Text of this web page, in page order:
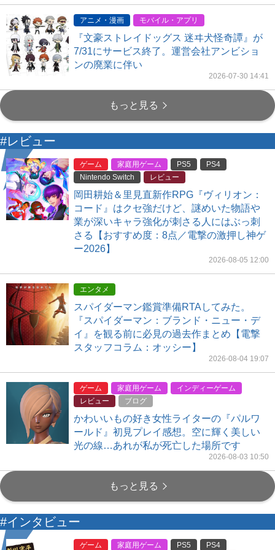
アニメ・漫画 モバイル・アプリ
『文豪ストレイドッグス 迷ヰ犬怪奇譚』が
7/31にサービス終了。運営会社アンビショ
ンの廃業に伴い
2026-07-30 14:41
もっと見る
#レビュー
ゲーム 家庭用ゲーム PS5
PS4
Nintendo Switch
レビュー
岡田耕始＆里見直新作RPG『ヴィリオン：
コード』はクセ強だけど、謎めいた物語や
業が深いキャラ強化が刺さる人にはぶっ刺
さる【おすすめ度：8点／電撃の激押し神ゲ
ー2026】
2026-08-05 12:00
エンタメ
スパイダーマン鑑賞準備RTAしてみた。
『スパイダーマン：ブランド・ニュー・デ
イ』を観る前に必見の過去作まとめ【電撃
スタッフコラム：オッシー】
2026-08-04 19:07
ゲーム 家庭用ゲーム
インディーゲーム
レビュー
ブログ
かわいいもの好き女性ライターの『パルワ
ールド』初見プレイ感想。空に輝く美しい
光の線…あれが私が死亡した場所です
2026-08-03 10:50
もっと見る
#インタビュー
ゲーム 家庭用ゲーム PS5
PS4